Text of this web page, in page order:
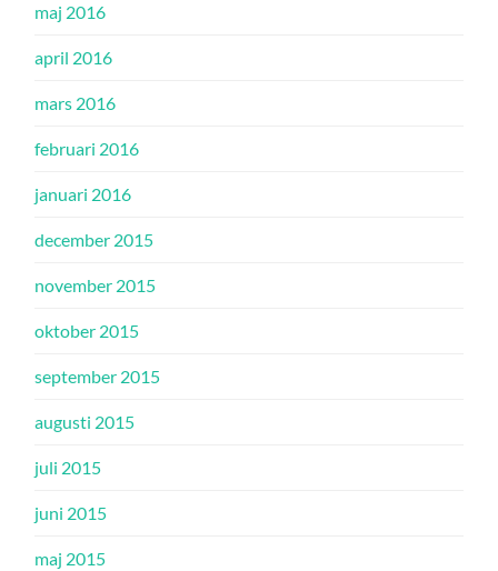
maj 2016
april 2016
mars 2016
februari 2016
januari 2016
december 2015
november 2015
oktober 2015
september 2015
augusti 2015
juli 2015
juni 2015
maj 2015